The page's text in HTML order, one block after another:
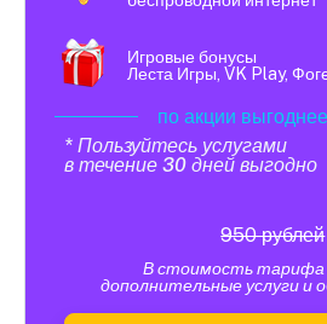
Игровые бонусы
Леста Игры, VK Play,
по акции выгоднее
* Пользуйтесь услугами
в течение 30 дней выгодно
950 рублей
В стоимость тарифа
дополнительные услуги и